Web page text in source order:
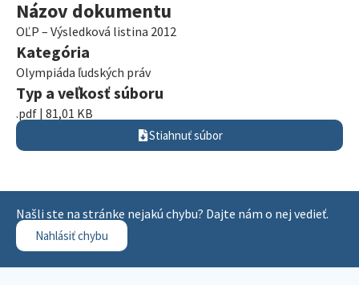
Názov dokumentu
OĽP – Výsledková listina 2012
Kategória
Olympiáda ľudských práv
Typ a veľkosť súboru
.pdf | 81,01 KB
Stiahnuť súbor
Našli ste na stránke nejakú chybu? Dajte nám o nej vedieť.
Nahlásiť chybu